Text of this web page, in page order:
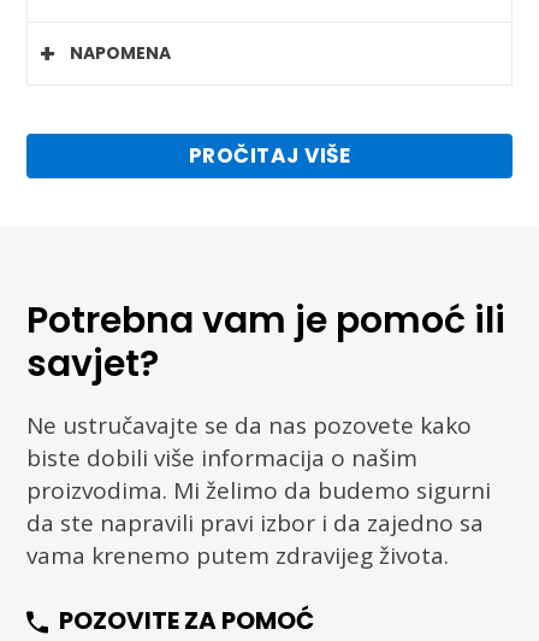
NAPOMENA
terapiju koju je propisao vaš ljekar.
PROČITAJ VIŠE
Potrebna vam je pomoć ili
savjet?
Ne ustručavajte se da nas pozovete kako
biste dobili više informacija o našim
proizvodima. Mi želimo da budemo sigurni
da ste napravili pravi izbor i da zajedno sa
vama krenemo putem zdravijeg života.
POZOVITE ZA POMOĆ